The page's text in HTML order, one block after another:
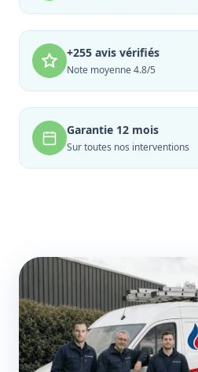
+255 avis vérifiés
Note moyenne 4.8/5
Garantie 12 mois
Sur toutes nos interventions